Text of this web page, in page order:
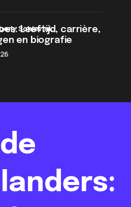
Leeftijd, carrière,
en biografie
Schievink